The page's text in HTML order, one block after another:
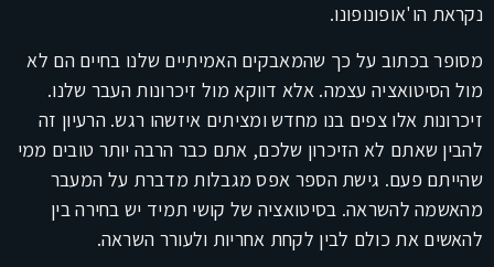
נקראת הו'אופונופונו.
מסופר בכתוב על כך שהמאבקים האמיתיים שלנו בחיים הם לא
מול הסיטואציה עצמה. אלא דווקא מול זיכרונות העבר שלנו.
זיכרונות אלו צפים בנו מחדש ומציתים איזשהו רגש. הרעיון זה
להבין שאתם לא הזיכרון שלכם, אתם כבר הרבה יותר טובים ממי
שהייתם פעם. גישת הספר אפס מגבלות מדברת על המעבר
מהאשמה להשראה. בסיטואציה של קושי תמיד יש בחירה בין
להאשים את כולם לבין לקחת אחריות ולעורר השראה.